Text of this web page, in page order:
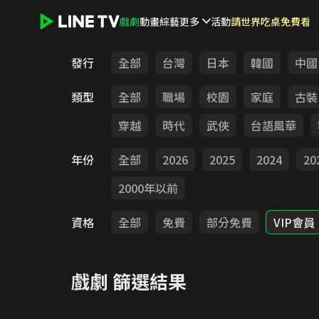
戲劇動畫綜藝更多 活動請世界吃桌免費看
發行 全部 台灣 日本 韓國
中國
類型
全部 職場 校園 家庭
古裝
穿越
時代 武俠 台語風華
年份
全部 2026 2025 2024
2000年以前
資格
全部 免費 部分免費 VIP會員
戲劇 篩選結果